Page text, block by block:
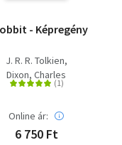
- Képregény
J. R. R. Tolkien
Dixon, Charles
Online ár:
6 750 Ft